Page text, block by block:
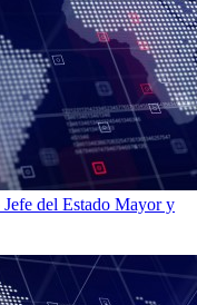
del Estado Mayor y